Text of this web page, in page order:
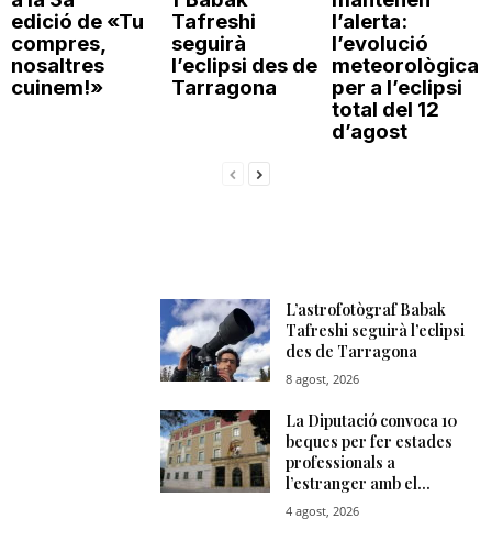
edició de «Tu
compres,
nosaltres
cuinem!»
Tafreshi
seguirà
l’eclipsi des de
Tarragona
l’alerta:
l’evolució
meteorològica
per a l’eclipsi
total del 12
d’agost